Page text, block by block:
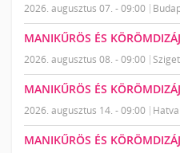
2026. augusztus 07. - 09:00
MANIKŰRÖS ÉS
2026. augusztus 08. - 09:00
MANIKŰRÖS ÉS
2026. augusztus 14. - 09:00
MANIKŰRÖS ÉS